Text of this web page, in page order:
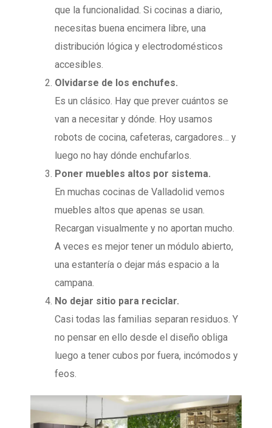
que la funcionalidad. Si cocinas a diario,
necesitas buena encimera libre, una
distribución lógica y electrodomésticos
accesibles.
Olvidarse de los enchufes.
Es un clásico. Hay que prever cuántos se
van a necesitar y dónde. Hoy usamos
robots de cocina, cafeteras, cargadores… y
luego no hay dónde enchufarlos.
Poner muebles altos por sistema.
En muchas cocinas de Valladolid vemos
muebles altos que apenas se usan.
Recargan visualmente y no aportan mucho.
A veces es mejor tener un módulo abierto,
una estantería o dejar más espacio a la
campana.
No dejar sitio para reciclar.
Casi todas las familias separan residuos. Y
no pensar en ello desde el diseño obliga
luego a tener cubos por fuera, incómodos y
feos.